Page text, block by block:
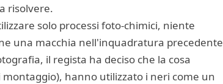
risolvere.
solo processi foto-chimici, niente
una macchia nell'inquadratura precedente
il regista ha deciso che la cosa
hanno utilizzato i neri come un